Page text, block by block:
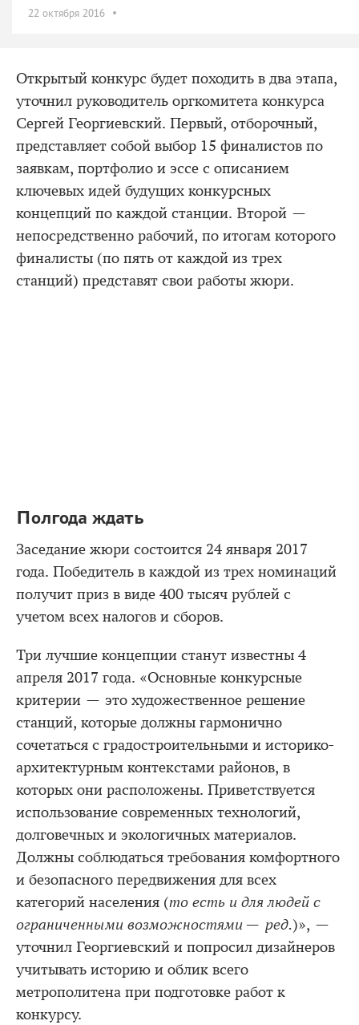
22 октября 2016
Открытый конкурс будет походить в два этапа,
уточнил руководитель оргкомитета конкурса
Сергей Георгиевский. Первый, отборочный,
представляет собой выбор 15 финалистов по
заявкам, портфолио и эссе с описанием
ключевых идей будущих конкурсных
концепций по каждой станции. Второй —
непосредственно рабочий, по итогам которого
финалисты (по пять от каждой из трех
станций) представят свои работы жюри.
Полгода ждать
Заседание жюри состоится 24 января 2017
года. Победитель в каждой из трех номинаций
получит приз в виде 400 тысяч рублей с
учетом всех налогов и сборов.
Три лучшие концепции станут известны 4
апреля 2017 года. «Основные конкурсные
критерии — это художественное решение
станций, которые должны гармонично
сочетаться с градостроительными и историко-
архитектурным контекстами районов, в
которых они расположены. Приветствуется
использование современных технологий,
долговечных и экологичных материалов.
Должны соблюдаться требования комфортного
и безопасного передвижения для всех
категорий населения (то есть и для людей с
ограниченными возможностями — ред.)», —
уточнил Георгиевский и попросил дизайнеров
учитывать историю и облик всего
метрополитена при подготовке работ к
конкурсу.